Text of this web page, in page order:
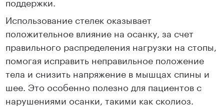
Использование стелек оказывает
положительное влияние на осанку, за счет
правильного распределения нагрузки на стопы,
помогая исправить неправильное положение
тела и снизить напряжение в мышцах спины и
шее. Это особенно полезно для пациентов с
нарушениями осанки, такими как сколиоз.